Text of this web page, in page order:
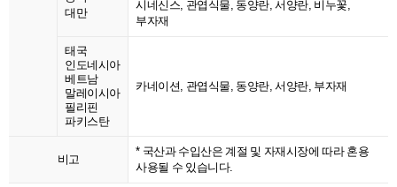
대만
시네신스, 관엽식물, 동양란, 서양란, 비누꽃,
부자재
태국
인도네시아
베트남
말레이시아
필리핀
파키스탄
카네이션, 관엽식물, 동양란, 서양란, 부자재
비고
* 국산과 수입산은 계절 및 자재시장에 따라 혼용
사용될 수 있습니다.